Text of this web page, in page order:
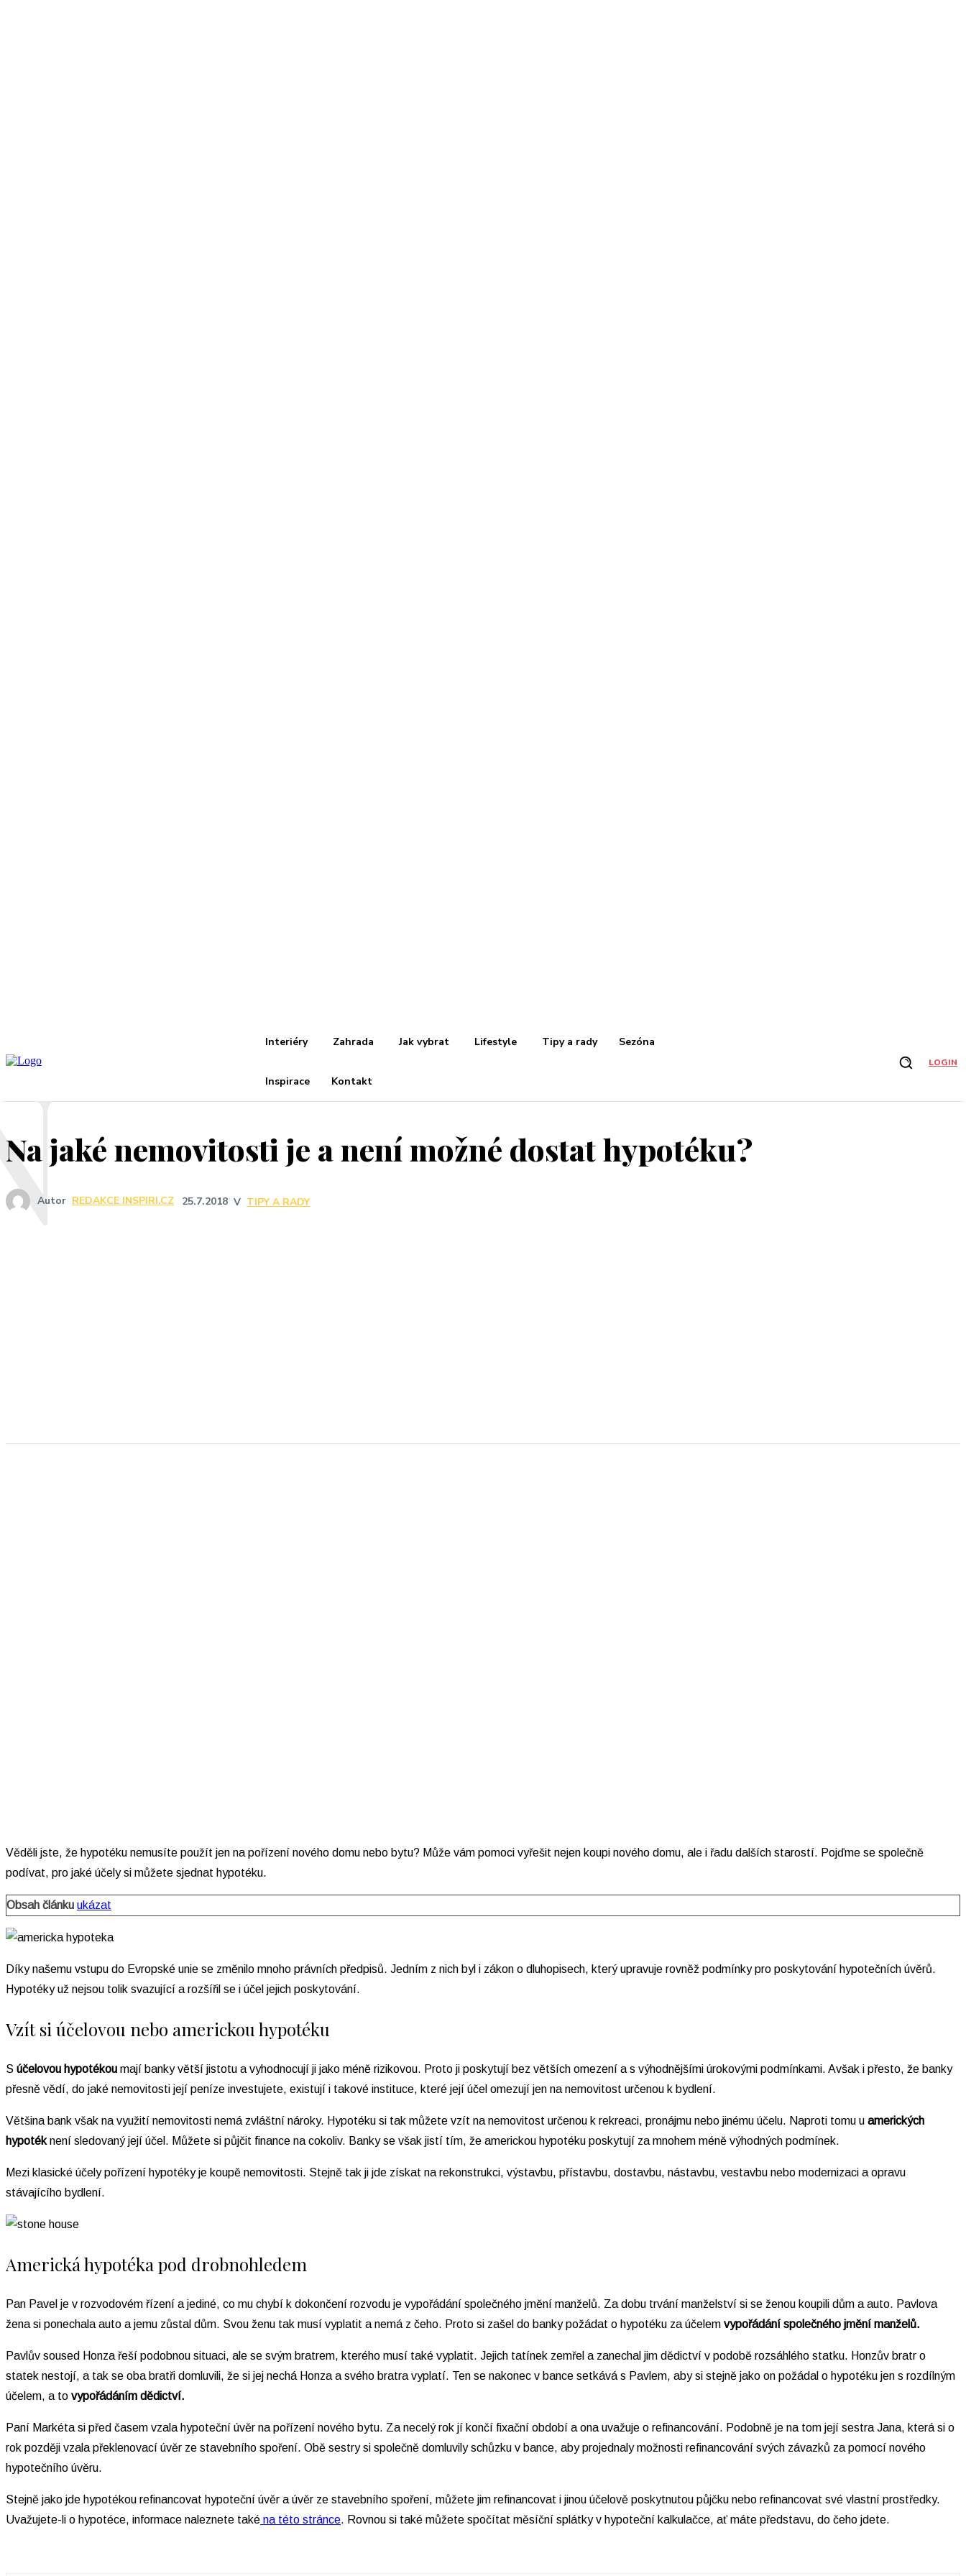
Interiéry Zahrada Jak vybrat Lifestyle Tipy a rady Sezóna
Inspirace Kontakt
LOGIN
Na jaké nemovitosti je a není možné dostat hypotéku?
Autor REDAKCE INSPIRI.CZ 25.7.2018 V TIPY A RADY
Věděli jste, že hypotéku nemusíte použít jen na pořízení nového domu nebo bytu? Může vám pomoci vyřešit nejen koupi nového domu, ale i řadu dalších starostí. Pojďme se společně
podívat, pro jaké účely si můžete sjednat hypotéku.
Obsah článku ukázat
Díky našemu vstupu do Evropské unie se změnilo mnoho právních předpisů. Jedním z nich byl i zákon o dluhopisech, který upravuje rovněž podmínky pro poskytování hypotečních úvěrů.
Hypotéky už nejsou tolik svazující a rozšířil se i účel jejich poskytování.
Vzít si účelovou nebo americkou hypotéku
S účelovou hypotékou mají banky větší jistotu a vyhodnocují ji jako méně rizikovou. Proto ji poskytují bez větších omezení a s výhodnějšími úrokovými podmínkami. Avšak i přesto, že banky
přesně vědí, do jaké nemovitosti její peníze investujete, existují i takové instituce, které její účel omezují jen na nemovitost určenou k bydlení.
Většina bank však na využití nemovitosti nemá zvláštní nároky. Hypotéku si tak můžete vzít na nemovitost určenou k rekreaci, pronájmu nebo jinému účelu. Naproti tomu u amerických
hypotéknení sledovaný její účel. Můžete si půjčit finance na cokoliv. Banky se však jistí tím, že americkou hypotéku poskytují za mnohem méně výhodných podmínek.
Mezi klasické účely pořízení hypotéky je koupě nemovitosti. Stejně tak ji jde získat na rekonstrukci, výstavbu, přístavbu, dostavbu, nástavbu, vestavbu nebo modernizaci a opravu
stávajícího bydlení.
Americká hypotéka pod drobnohledem
Pan Pavel je v rozvodovém řízení a jediné, co mu chybí k dokončení rozvodu je vypořádání společného jmění manželů. Za dobu trvání manželství si se ženou koupili dům a auto. Pavlova
žena si ponechala auto a jemu zůstal dům. Svou ženu tak musí vyplatit a nemá z čeho. Proto si zašel do banky požádat o hypotéku za účelem vypořádání společného jmění manželů.
Pavlův soused Honza řeší podobnou situaci, ale se svým bratrem, kterého musí také vyplatit. Jejich tatínek zemřel a zanechal jim dědictví v podobě rozsáhlého statku. Honzův bratr o
statek nestojí, a tak se oba bratři domluvili, že si jej nechá Honza a svého bratra vyplatí. Ten se nakonec v bance setkává s Pavlem, aby si stejně jako on požádal o hypotéku jen s rozdílným
účelem, a to vypořádáním dědictví.
Paní Markéta si před časem vzala hypoteční úvěr na pořízení nového bytu. Za necelý rok jí končí fixační období a ona uvažuje o refinancování. Podobně je na tom její sestra Jana, která si o
rok později vzala překlenovací úvěr ze stavebního spoření. Obě sestry si společně domluvily schůzku v bance, aby projednaly možnosti refinancování svých závazků za pomocí nového
hypotečního úvěru.
Stejně jako jde hypotékou refinancovat hypoteční úvěr a úvěr ze stavebního spoření, můžete jim refinancovat i jinou účelově poskytnutou půjčku nebo refinancovat své vlastní prostředky.
Uvažujete-li o hypotéce, informace naleznete také na této stránce. Rovnou si také můžete spočítat měsíční splátky v hypoteční kalkulačce, ať máte představu, do čeho jdete.